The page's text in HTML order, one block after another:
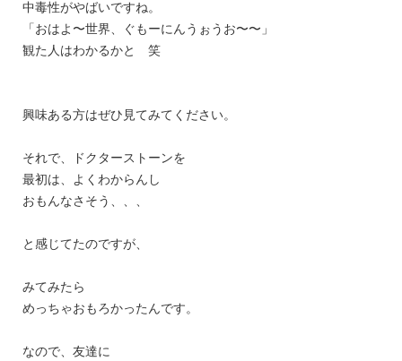
中毒性がやばいですね。
「おはよ〜世界、ぐもーにんうぉうお〜〜」
観た人はわかるかと 笑
興味ある方はぜひ見てみてください。
それで、ドクターストーンを
最初は、よくわからんし
おもんなさそう、、、
と感じてたのですが、
みてみたら
めっちゃおもろかったんです。
なので、友達に